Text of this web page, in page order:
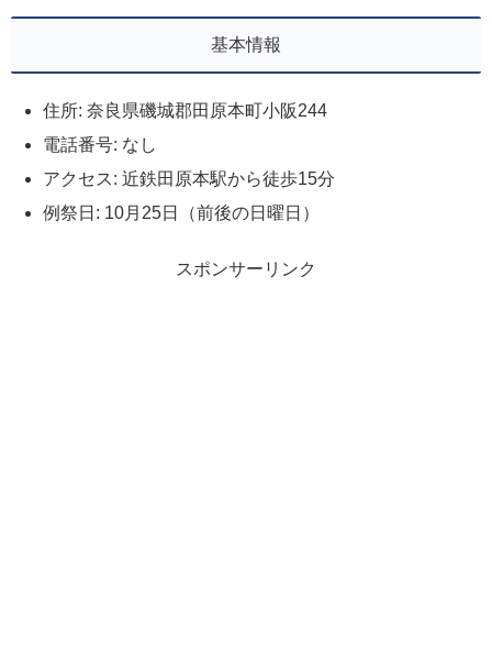
基本情報
住所: 奈良県磯城郡田原本町小阪244
電話番号: なし
アクセス: 近鉄田原本駅から徒歩15分
例祭日: 10月25日（前後の日曜日）
スポンサーリンク